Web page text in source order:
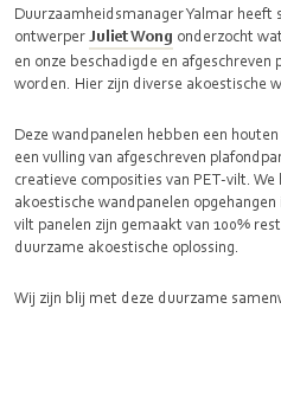
Duurzaamheidsmanager Yalmar
ontwerper Juliet Wong onderzocht
en onze beschadigde en afgeschreven
worden. Hier zijn diverse akoestische
Deze wandpanelen hebben een
een vulling van afgeschreven
creatieve composities van PET-vilt.
akoestische wandpanelen
vilt panelen zijn gemaakt van 100%
duurzame akoestische oplossing.
Wij zijn blij met deze duurzame